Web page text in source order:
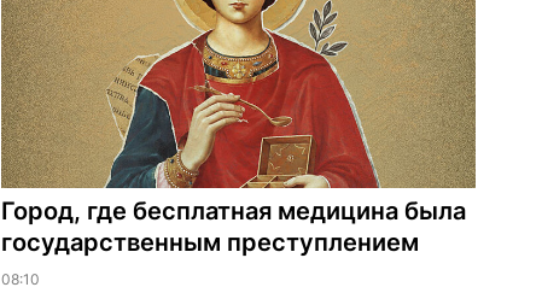
Город, где бесплатная медицина была
государственным преступлением
08:10